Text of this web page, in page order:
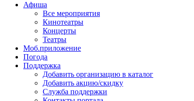
Афиша
Все мероприятия
Кинотеатры
Концерты
Театры
Моб.приложение
Погода
Поддержка
Добавить организацию в каталог
Добавить акцию/скидку
Служба поддержки